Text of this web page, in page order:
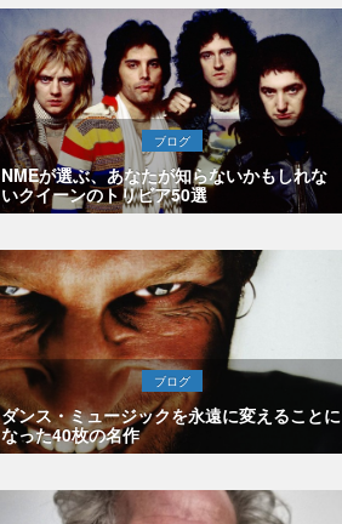
ブログ
NMEが選ぶ、あなたが知らないかもしれな
いクイーンのトリビア50選
ブログ
ダンス・ミュージックを永遠に変えることに
なった40枚の名作